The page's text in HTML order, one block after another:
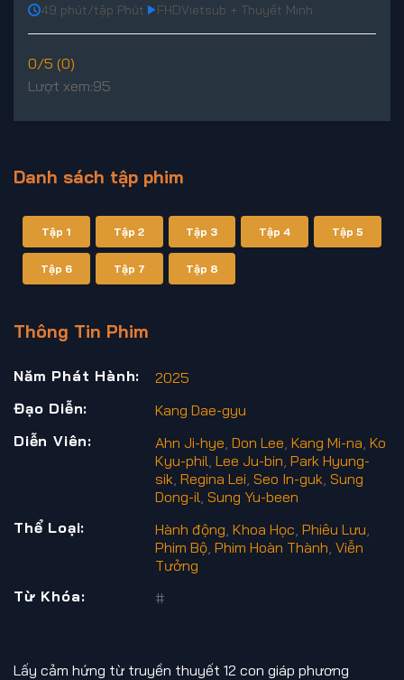
49 phút/tập Phút FHDVietsub + Thuyết Minh
0/5 (0)
Lượt xem:95
Danh sách tập phim
Tập 1 Tập 2 Tập 3 Tập 4 Tập 5
Tập 6 Tập 7 Tập 8
Thông Tin Phim
Năm Phát Hành:
2025
Đạo Diễn:
Kang Dae-gyu
Diễn Viên:
Ahn Ji-hye Don Lee Kang Mi-na Ko
Kyu-phil Lee Ju-bin Park Hyung-
sik Regina Lei Seo In-guk Sung
Dong-il Sung Yu-been
Thể Loại:
Hành động Khoa Học Phiêu Lưu
Phim Bộ Phim Hoàn Thành Viễn
Tưởng
Từ Khóa:
#
Lấy cảm hứng từ truyền thuyết 12 con giáp phương